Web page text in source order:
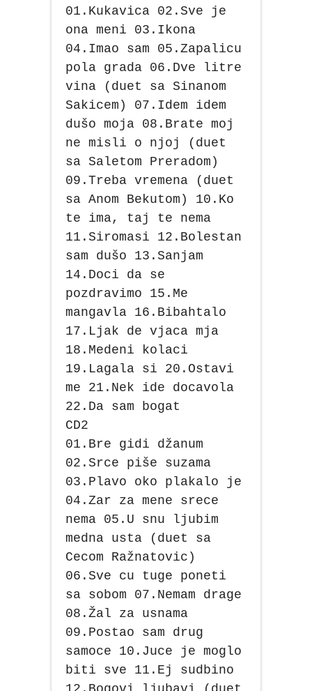
01.Kukavica 02.Sve je
ona meni 03.Ikona
04.Imao sam 05.Zapalicu
pola grada 06.Dve litre
vina (duet sa Sinanom
Sakicem) 07.Idem idem
dušo moja 08.Brate moj
ne misli o njoj (duet
sa Saletom Preradom)
09.Treba vremena (duet
sa Anom Bekutom) 10.Ko
te ima, taj te nema
11.Siromasi 12.Bolestan
sam dušo 13.Sanjam
14.Doci da se
pozdravimo 15.Me
mangavla 16.Bibahtalo
17.Ljak de vjaca mja
18.Medeni kolaci
19.Lagala si 20.Ostavi
me 21.Nek ide docavola
22.Da sam bogat
CD2
01.Bre gidi džanum
02.Srce piše suzama
03.Plavo oko plakalo je
04.Zar za mene srece
nema 05.U snu ljubim
medna usta (duet sa
Cecom Ražnatovic)
06.Sve cu tuge poneti
sa sobom 07.Nemam drage
08.Žal za usnama
09.Postao sam drug
samoce 10.Juce je moglo
biti sve 11.Ej sudbino